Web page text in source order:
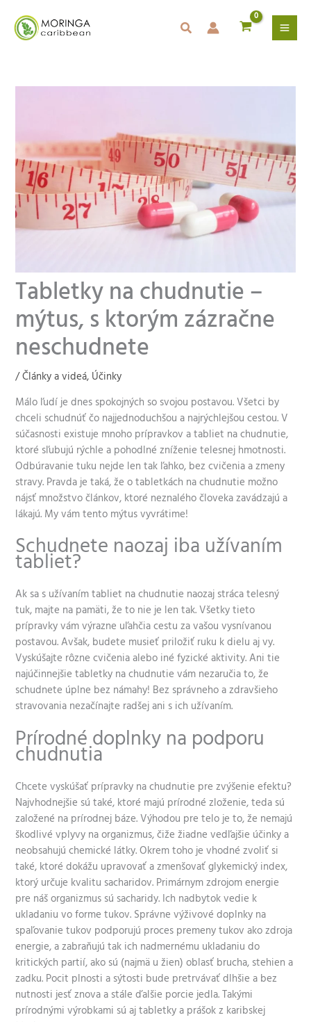
obsah
Tabletky na chudnutie –
mýtus, s ktorým zázračne
neschudnete
/Články a videá, Účinky
Málo ľudí je dnes spokojných so svojou postavou. Všetci by
chceli schudnúť čo najjednoduchšou a najrýchlejšou cestou. V
súčasnosti existuje mnoho prípravkov a tabliet na chudnutie,
ktoré sľubujú rýchle a pohodlné zníženie telesnej hmotnosti.
Odbúravanie tuku nejde len tak ľahko, bez cvičenia a zmeny
stravy. Pravda je taká, že o tabletkách na chudnutie možno
nájsť množstvo článkov, ktoré neznalého človeka zavádzajú a
lákajú. My vám tento mýtus vyvrátime!
Schudnete naozaj iba užívaním
tabliet?
Ak sa s užívaním tabliet na chudnutie naozaj stráca telesný
tuk, majte na pamäti, že to nie je len tak. Všetky tieto
prípravky vám výrazne uľahčia cestu za vašou vysnívanou
postavou. Avšak, budete musieť priložiť ruku k dielu aj vy.
Vyskúšajte rôzne cvičenia alebo iné fyzické aktivity. Ani tie
najúčinnejšie tabletky na chudnutie vám nezaručia to, že
schudnete úplne bez námahy! Bez správneho a zdravšieho
stravovania nezačínajte radšej ani s ich užívaním.
Prírodné doplnky na podporu
chudnutia
Chcete vyskúšať prípravky na chudnutie pre zvýšenie efektu?
Najvhodnejšie sú také, ktoré majú prírodné zloženie, teda sú
založené na prírodnej báze. Výhodou pre telo je to, že nemajú
škodlivé vplyvy na organizmus, čiže žiadne vedľajšie účinky a
neobsahujú chemické látky. Okrem toho je vhodné zvoliť si
také, ktoré dokážu upravovať a zmenšovať glykemický index,
ktorý určuje kvalitu sacharidov. Primárnym zdrojom energie
pre náš organizmus sú sacharidy. Ich nadbytok vedie k
ukladaniu vo forme tukov. Správne výživové doplnky na
spaľovanie tukov podporujú proces premeny tukov ako zdroja
energie, a zabraňujú tak ich nadmernému ukladaniu do
kritických partií, ako sú (najmä u žien) oblasť brucha, stehien a
zadku. Pocit plnosti a sýtosti bude pretrvávať dlhšie a bez
nutnosti jesť znova a stále ďalšie porcie jedla. Takými
prírodnými výrobkami sú aj tabletky a prášok z karibskej